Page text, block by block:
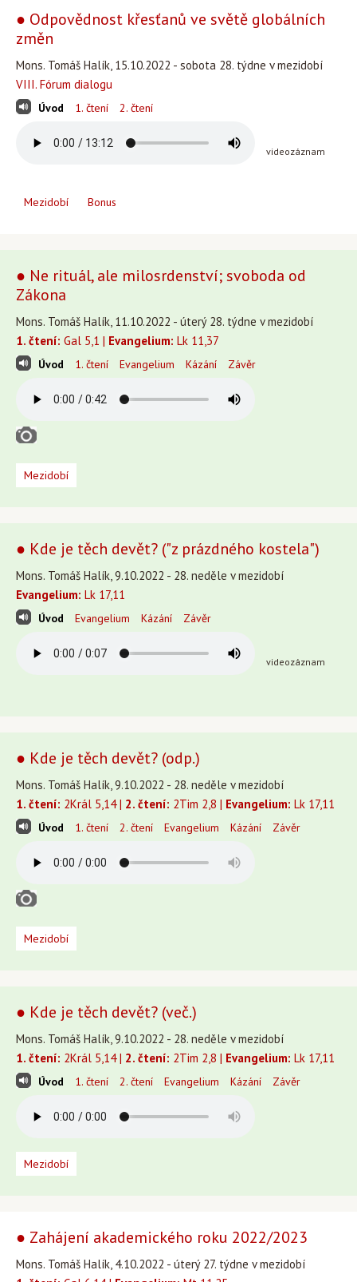
● Odpovědnost křesťanů ve světě globálních
změn
Mons. Tomáš Halík, 15.10.2022 - sobota 28. týdne v mezidobí
VIII. Fórum dialogu
Úvod 1. čtení 2. čtení
videozáznam
Mezidobí Bonus
● Ne rituál, ale milosrdenství; svoboda od
Zákona
Mons. Tomáš Halík, 11.10.2022 - úterý 28. týdne v mezidobí
1. čtení: Gal 5,1 | Evangelium: Lk 11,37
Úvod 1. čtení Evangelium Kázání Závěr
Mezidobí
● Kde je těch devět? ("z prázdného kostela")
Mons. Tomáš Halík, 9.10.2022 - 28. neděle v mezidobí
Evangelium: Lk 17,11
Úvod Evangelium Kázání Závěr
videozáznam
● Kde je těch devět? (odp.)
Mons. Tomáš Halík, 9.10.2022 - 28. neděle v mezidobí
1. čtení: 2Král 5,14 | 2. čtení: 2Tim 2,8 | Evangelium: Lk 17,11
Úvod 1. čtení 2. čtení Evangelium Kázání Závěr
Mezidobí
● Kde je těch devět? (več.)
Mons. Tomáš Halík, 9.10.2022 - 28. neděle v mezidobí
1. čtení: 2Král 5,14 | 2. čtení: 2Tim 2,8 | Evangelium: Lk 17,11
Úvod 1. čtení 2. čtení Evangelium Kázání Závěr
Mezidobí
● Zahájení akademického roku 2022/2023
Mons. Tomáš Halík, 4.10.2022 - úterý 27. týdne v mezidobí